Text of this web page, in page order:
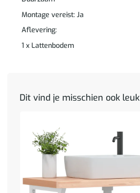
Montage vereist: Ja
Aflevering:
1 x Lattenbodem
Dit vind je misschien ook leuk